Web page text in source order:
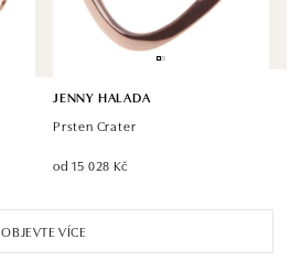
OBJEVTE VÍCE
JENNY HALADA
Prsten Crater
od 15 028 Kč